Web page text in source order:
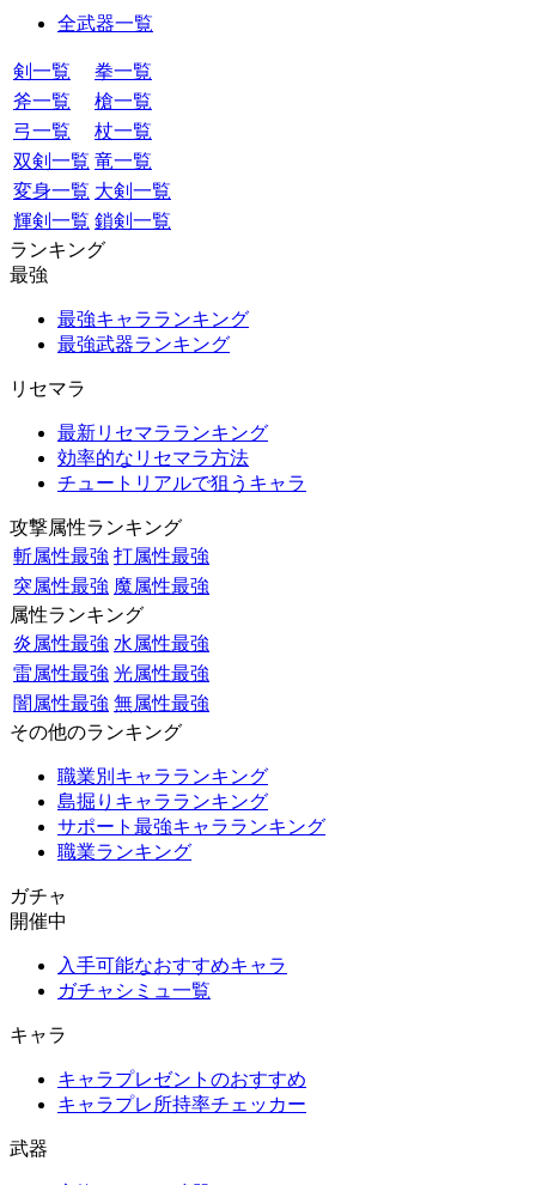
全武器一覧
剣一覧
拳一覧
斧一覧
槍一覧
弓一覧
杖一覧
双剣一覧 竜一覧
変身一覧 大剣一覧
輝剣一覧 鎖剣一覧
ランキング
最強
最強キャラランキング
最強武器ランキング
リセマラ
最新リセマラランキング
効率的なリセマラ方法
チュートリアルで狙うキャラ
攻撃属性ランキング
斬属性最強 打属性最強
突属性最強 魔属性最強
属性ランキング
炎属性最強 水属性最強
雷属性最強 光属性最強
闇属性最強 無属性最強
その他のランキング
職業別キャラランキング
島掘りキャラランキング
サポート最強キャラランキング
職業ランキング
ガチャ
開催中
入手可能なおすすめキャラ
ガチャシミュ一覧
キャラ
キャラプレゼントのおすすめ
キャラプレ所持率チェッカー
武器